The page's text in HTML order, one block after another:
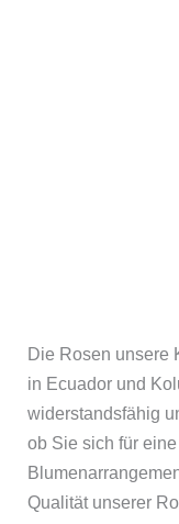
Die Rosen unsere
in Ecuador und
widerstandsfähig
ob Sie sich für
Qualität unserer